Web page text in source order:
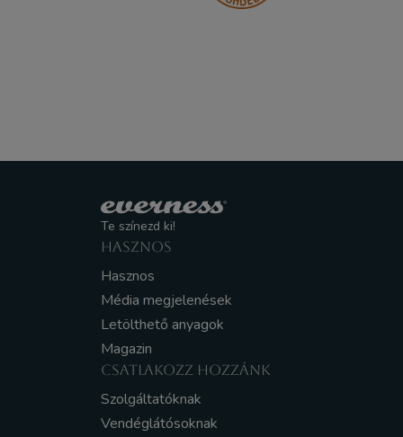
Te színezd ki!
HASZNOS
Hasznos
Média megjelenések
Letölthető anyagok
Magazin
CSATLAKOZZ HOZZÁNK
Szolgáltatóknak
Vendéglátósoknak